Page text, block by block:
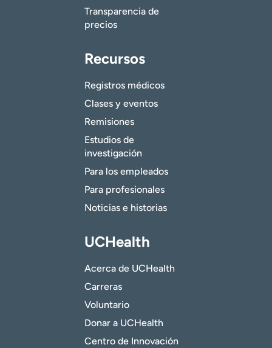
Transparencia de
precios
Recursos
Registros médicos
Clases y eventos
Remisiones
Estudios de
investigación
Para los empleados
Para profesionales
Noticias e historias
UCHealth
Acerca de UCHealth
Carreras
Voluntario
Donar a UCHealth
Centro de Innovación